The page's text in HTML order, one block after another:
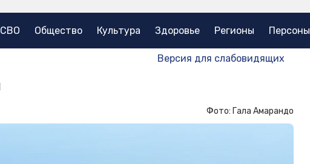
СВО Общество Культура Здоровье Регионы Персоны
Версия для слабовидящих
Фото: Гала Амарандо